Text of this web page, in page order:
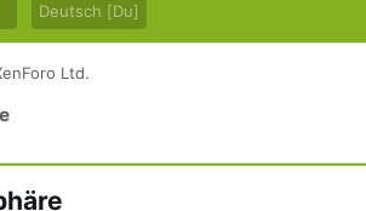
Deutsch [Du]
Ltd.